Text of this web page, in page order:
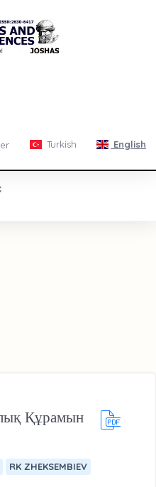
Turkish English
Құрамын
RK ZHEKSEMBIEV